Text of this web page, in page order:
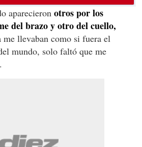
aparecieron otros por los
del brazo y otro del cuello,
me llevaban como si fuera el
mundo, solo faltó que me